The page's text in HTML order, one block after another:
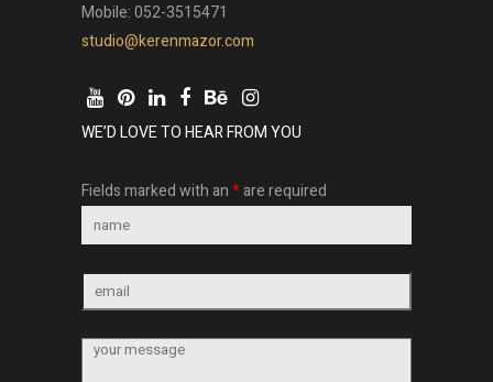
Mobile: 052-3515471
studio@kerenmazor.com
WE’D LOVE TO HEAR FROM YOU
Fields marked with an*are required